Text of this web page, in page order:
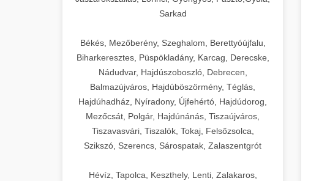
Sarkad
Békés, Mezőberény, Szeghalom, Berettyóújfalu,
Biharkeresztes, Püspökladány, Karcag, Derecske,
Nádudvar, Hajdúszoboszló, Debrecen,
Balmazújváros, Hajdúböszörmény, Téglás,
Hajdúhadház, Nyíradony, Újfehértó, Hajdúdorog,
Mezőcsát, Polgár, Hajdúnánás, Tiszaújváros,
Tiszavasvári, Tiszalök, Tokaj, Felsőzsolca,
Szikszó, Szerencs, Sárospatak, Zalaszentgrót
Hévíz, Tapolca, Keszthely, Lenti, Zalakaros,